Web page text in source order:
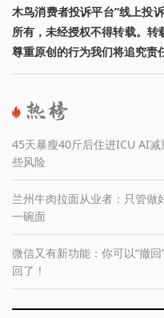
木鸟消费者投诉平台”线上投
所有，未经授权不得转载。
尊重原创的行为我们将追究责
45天暴瘦40斤后住进ICU AI减
些风险
兰州牛肉拉面从业者：只管做
一碗面
微信又有新功能：你可以“撤回
回了！